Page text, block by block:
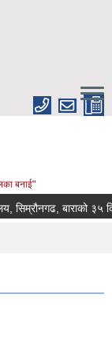
बनाई"
सिम्रौनगढ, बाराको ३५